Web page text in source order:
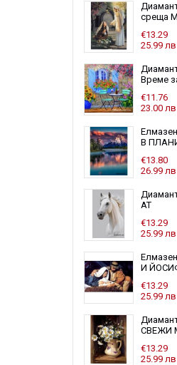
среща
€13.29
25.99 лв
Време
€11.76
23.00 лв
В
€13.80
26.99 лв
АТ
€13.29
25.99 лв
И
€13.29
25.99 лв
СВЕЖИ
€13.29
25.99 лв